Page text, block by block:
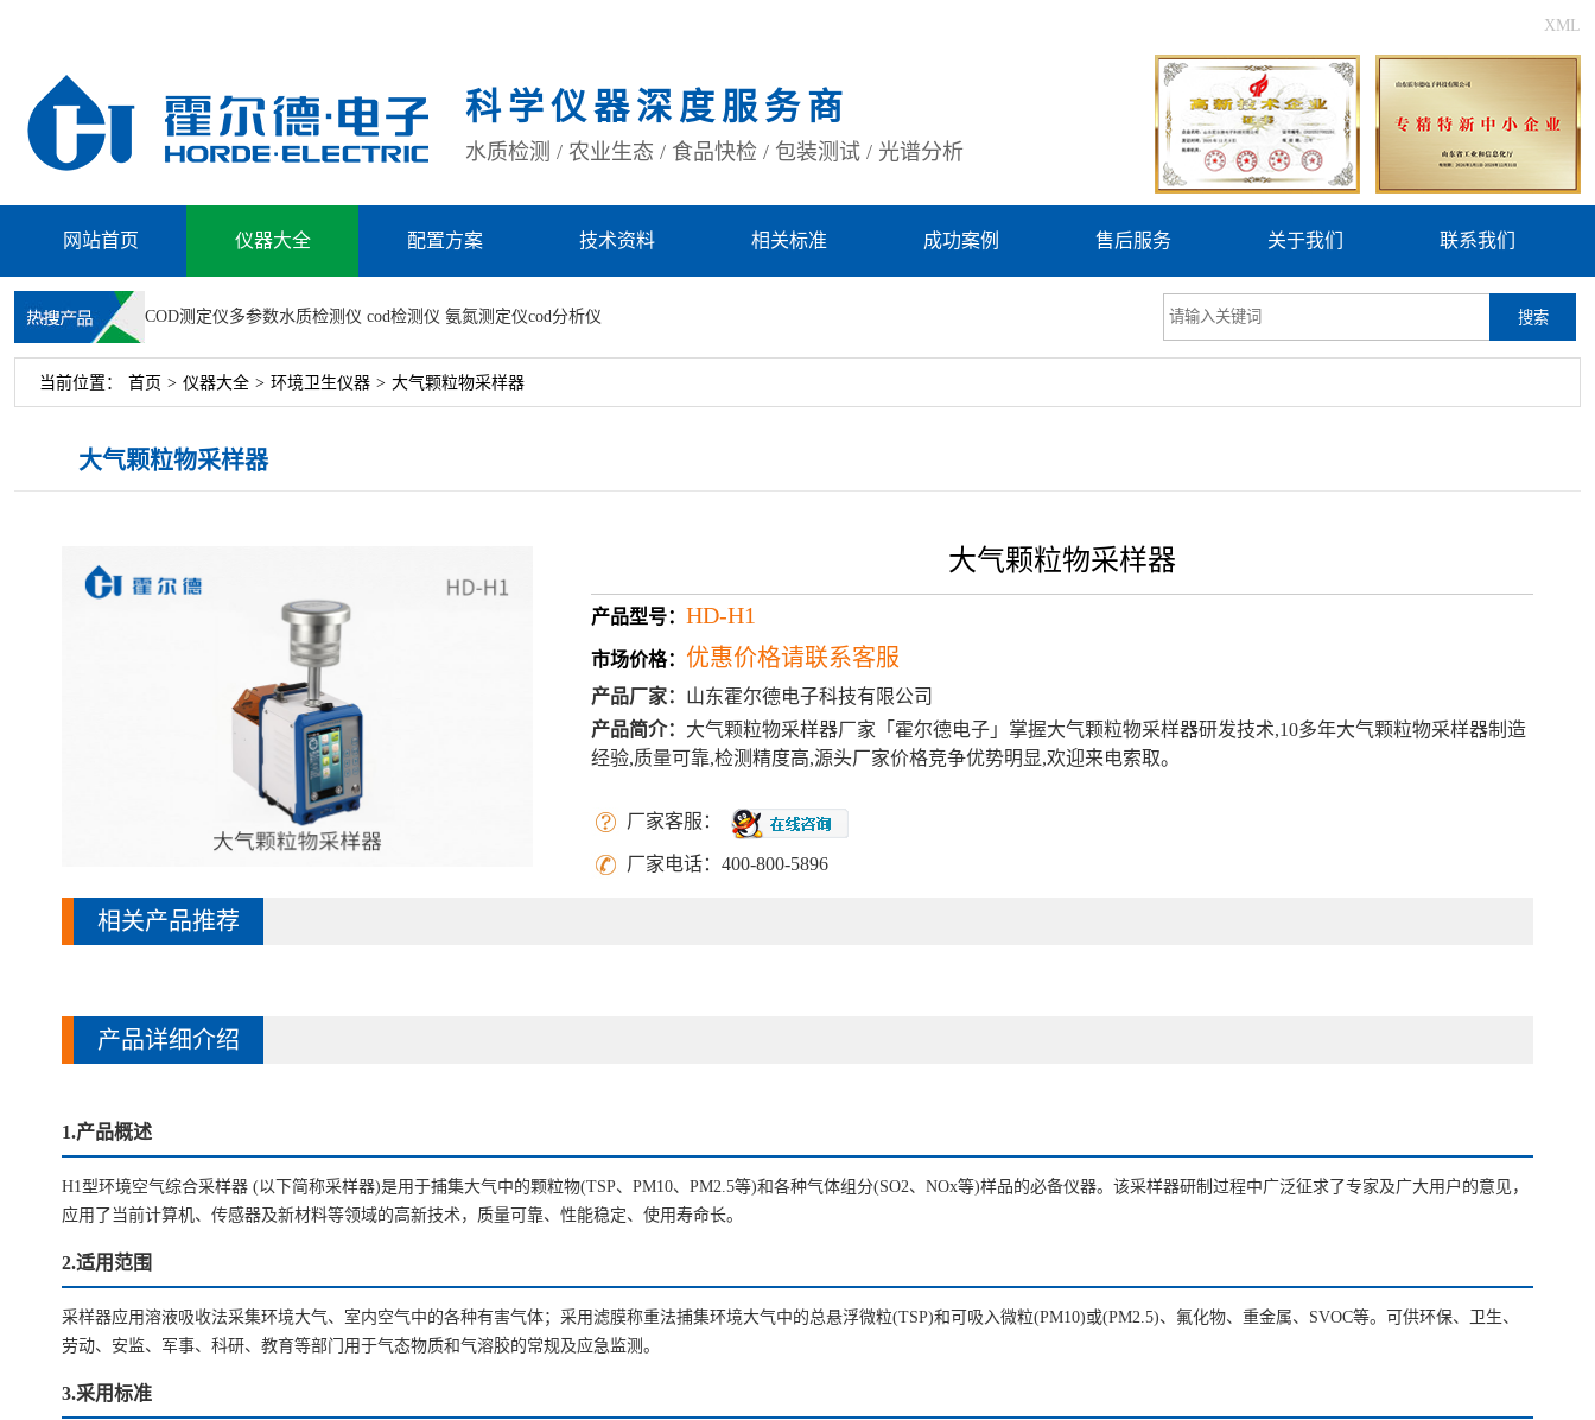
XML
科学仪器深度服务商
水质检测 / 农业生态 / 食品快检 / 包装测试 / 光谱分析
网站首页 仪器大全 配置方案 技术资料 相关标准 成功案例 售后服务 关于我们 联系我们
COD测定仪多参数水质检测仪 cod检测仪 氨氮测定仪cod分析仪 搜索
当前位置： 首页 > 仪器大全 > 环境卫生仪器 > 大气颗粒物采样器
大气颗粒物采样器
大气颗粒物采样器
产品型号： HD-H1
市场价格： 优惠价格请联系客服
产品厂家： 山东霍尔德电子科技有限公司
产品简介： 大气颗粒物采样器厂家「霍尔德电子」掌握大气颗粒物采样器研发技术,10多年大气颗粒物采样器制造
经验,质量可靠,检测精度高,源头厂家价格竞争优势明显,欢迎来电索取。
厂家客服：
厂家电话：400-800-5896
相关产品推荐
产品详细介绍
1.产品概述
H1型环境空气综合采样器 (以下简称采样器)是用于捕集大气中的颗粒物(TSP、PM10、PM2.5等)和各种气体组分(SO2、NOx等)样品的必备仪器。该采样器研制过程中广泛征求了专家及广大用户的意见，
应用了当前计算机、传感器及新材料等领域的高新技术，质量可靠、性能稳定、使用寿命长。
2.适用范围
采样器应用溶液吸收法采集环境大气、室内空气中的各种有害气体；采用滤膜称重法捕集环境大气中的总悬浮微粒(TSP)和可吸入微粒(PM10)或(PM2.5)、氟化物、重金属、SVOC等。可供环保、卫生、
劳动、安监、军事、科研、教育等部门用于气态物质和气溶胶的常规及应急监测。
3.采用标准